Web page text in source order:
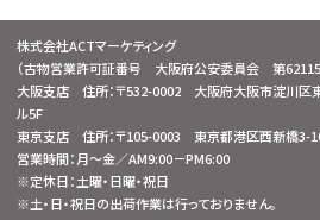
株式会社ACTマーケティング
（古物営業許可証番号 大阪府公安委員会 第
大阪支店 住所：〒532-0002 大阪府大阪市淀川区東
ル5F
東京支店 住所：〒105-0003 東京都港区西新橋3-
営業時間：月～金／AM9:00－PM6:00
※定休日：土曜・日曜・祝日
※土・日・祝日の出荷作業は行っておりません。